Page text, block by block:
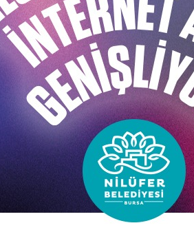
endüstriyel
“Mesele elbette suyun
paylaşımı, hem de bunların
sürdürmesi için yeterli
kimse bu haktan mahrum
neden olduğunu belirten
her bir bölgesinde